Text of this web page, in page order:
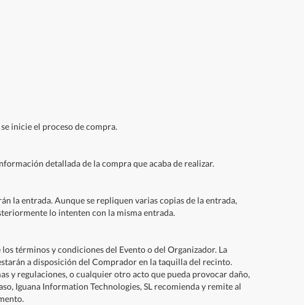
inicie el proceso de compra.
detallada de la compra que acaba de realizar.
la entrada. Aunque se repliquen varias copias de la entrada,
lo intenten con la misma entrada.
términos y condiciones del Evento o del Organizador. La
a disposición del Comprador en la taquilla del recinto.
y regulaciones, o cualquier otro acto que pueda provocar daño,
Iguana Information Technologies, SL recomienda y remite al